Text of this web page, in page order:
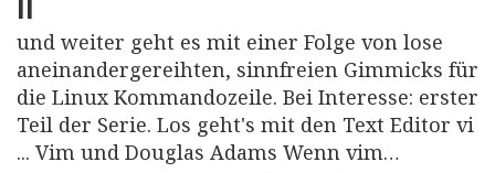
II
und weiter geht es mit einer Folge von lose
aneinandergereihten, sinnfreien Gimmicks für
die Linux Kommandozeile. Bei Interesse: erster
Teil der Serie. Los geht's mit den Text Editor vi
... Vim und Douglas Adams Wenn vim…